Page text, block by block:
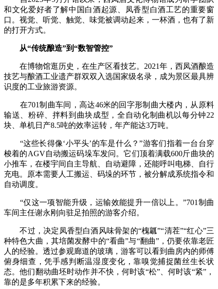
和文化爱好者了解中国白酒起源、凤香型白酒工艺的重要窗
口。视觉、听觉、触觉、味觉被调动起来，一杯酒，也有了新
的打开方式。
从“传统酿造”到“数智管控”
在博物馆逛历史，在生产区看技艺。2021年，西凤酒酿造
技艺与酿酒工业遗产群双双入选国家级名录，成为景区最具辨
识度的工业旅游资源。
在701制曲车间，高达46米的回字形制曲大楼内，从原料
输送、粉碎、拌料到曲块成型，全自动化制曲机以每分钟22
块、单机日产8.5吨的效率运转，年产能达3万吨。
“这些长得像‘小平头’的车是什么？”游客们指着一台台穿
梭着的AGV自动搬运码垛车发问。它们顶着满载600斤曲块的
小推车，在楼宇间自主导航、自动避障，还能呼叫电梯、自行
充电。原本需要人工搬运、码垛的环节，被分解成系统指令和
自动调度。
“仅这一项智能升级，运输效能提升一倍以上。”701制曲
车间主任谢永刚向驻足拍照的游客介绍。
不过，决定凤香型白酒风味骨架的“槐瓤”“清茬”“红心”三
种特色大曲，其培菌发酵中的“看曲”与“翻曲”，仍要依靠老匠
人的经验。透过参观廊道的玻璃，游客可以看到曲房内的师傅
俯身细查，凭手感判断温湿度变化，靠嗅觉捕捉菌丝生长状
态。他们翻动曲坯时动作并不快，何时该“松”、何时该“紧”，
靠的是多年积累下来的经验。